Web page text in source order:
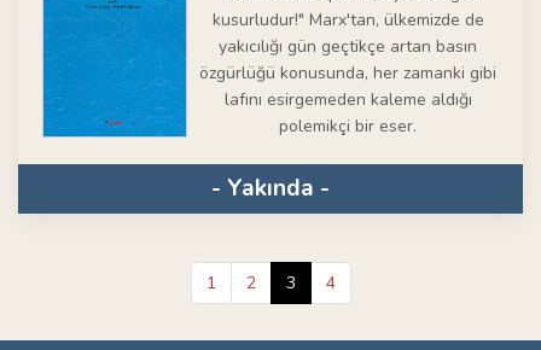
kusurludur!" Marx'tan, ülkemizde de
yakıcılığı gün geçtikçe artan basın
özgürlüğü konusunda, her zamanki gibi
lafını esirgemeden kaleme aldığı
polemikçi bir eser.
- Yakında -
1 2 3 4